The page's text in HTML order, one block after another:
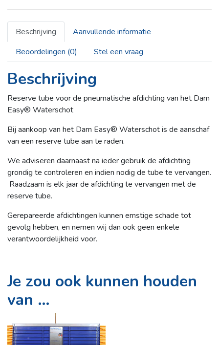
Beschrijving
Aanvullende informatie
Beoordelingen (0)
Stel een vraag
Beschrijving
Reserve tube voor de pneumatische afdichting van het Dam
Easy® Waterschot
Bij aankoop van het Dam Easy® Waterschot is de aanschaf
van een reserve tube aan te raden.
We adviseren daarnaast na ieder gebruik de afdichting
grondig te controleren en indien nodig de tube te vervangen.
Raadzaam is elk jaar de afdichting te vervangen met de
reserve tube.
Gerepareerde afdichtingen kunnen ernstige schade tot
gevolg hebben, en nemen wij dan ook geen enkele
verantwoordelijkheid voor.
Je zou ook kunnen houden
van …